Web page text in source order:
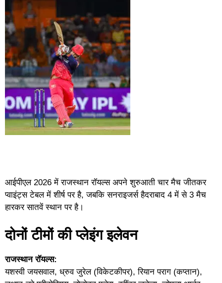
आईपीएल 2026 में राजस्थान रॉयल्स अपने शुरुआती चार मैच जीतकर
प्वाइंट्स टेबल में शीर्ष पर है, जबकि सनराइजर्स हैदराबाद 4 में से 3 मैच
हारकर सातवें स्थान पर है।
दोनों टीमों की प्लेइंग इलेवन
राजस्थान रॉयल्स:
यशस्वी जयसवाल, ध्रुव जुरेल (विकेटकीपर), रियान पराग (कप्तान),